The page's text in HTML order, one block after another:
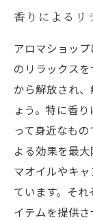
香りによるリ
アロマショッ
のリラックス
から解放され
ょう。特に香
って身近なも
よる効果を最
マオイルやキ
ています。そ
イテムを提供